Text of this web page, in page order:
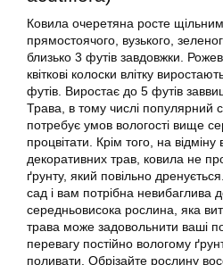
Ковила очеретяна росте
прямостоячого, вузького,
близько 3 футів завдовжки.
квіткові колоски влітку
футів. Виростає до 5 футів
Трава, в тому числі популярний
потребує умов вологості вище
процвітати. Крім того, на відміну
декоративних трав, ковила не
ґрунту, який повільно
сад і вам потрібна невибаглива
середньовисока рослина, яка
трава може задовольнити ваші
перевагу постійно вологому
поливати. Обрізайте рослину